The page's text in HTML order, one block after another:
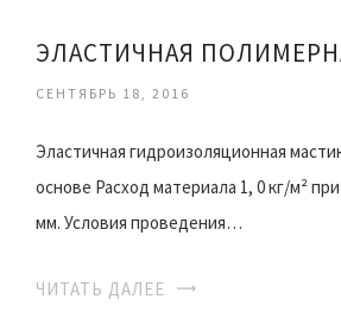
СЕНТЯБРЬ 18, 2016
Эластичная гидроизоляционная
основе Расход материала 1, 0 кг/м²
мм. Условия проведения…
ЧИТАТЬ ДАЛЕЕ